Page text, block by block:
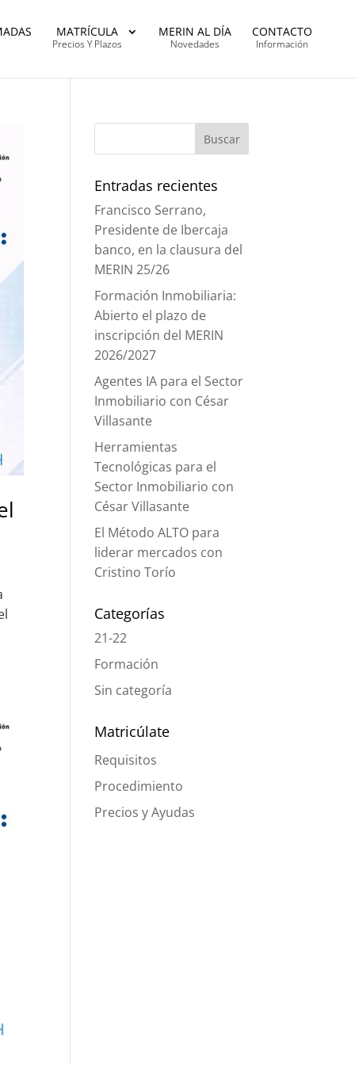
MATRÍCULA
Precios Y Plazos
MERIN AL DÍA
Novedades
CONTACTO
Información
Entradas recientes
Francisco Serrano,
Presidente de Ibercaja
banco, en la clausura del
MERIN 25/26
Formación Inmobiliaria:
Abierto el plazo de
inscripción del MERIN
2026/2027
Agentes IA para el Sector
Inmobiliario con César
Villasante
Herramientas
Tecnológicas para el
Sector Inmobiliario con
César Villasante
El Método ALTO para
liderar mercados con
Cristino Torío
Categorías
21-22
Formación
Sin categoría
Matricúlate
Requisitos
Procedimiento
Precios y Ayudas